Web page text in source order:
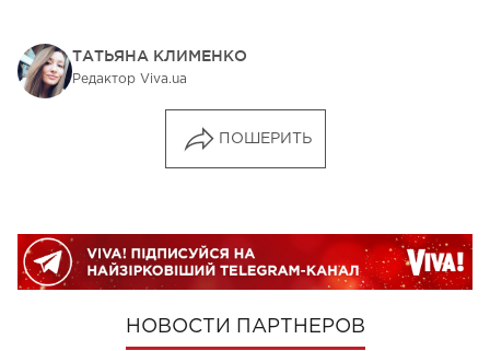
ТАТЬЯНА КЛИМЕНКО
Редактор Viva.ua
ПОШЕРИТЬ
НОВОСТИ ПАРТНЕРОВ